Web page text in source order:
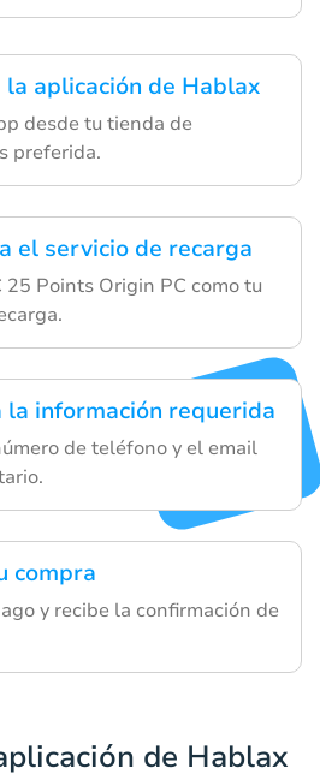
la aplicación de Hablax
desde tu tienda de
preferida.
el servicio de recarga
25 Points Origin PC como tu
la información requerida
de teléfono y el email
compra
y recibe la confirmación de
de Hablax